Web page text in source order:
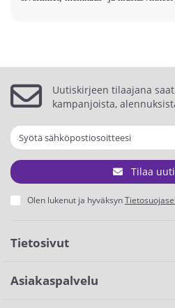
Uutiskirjeen tilaajana
kampanjoista,
Tilaa
Olen lukenut ja hyväksyn
Tietosivut
Asiakaspalvelu